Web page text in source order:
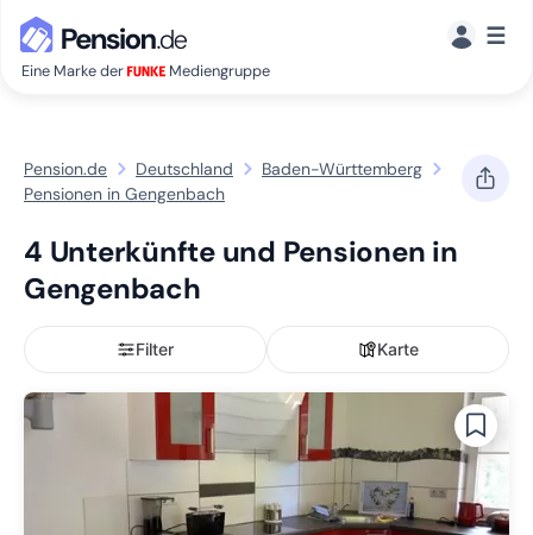
Eine Marke der Mediengruppe
☰
Pension.de Deutschland
Baden-Württemberg
Pensionen in Gengenbach
4 Unterkünfte und Pensionen in
Gengenbach
Filter Karte